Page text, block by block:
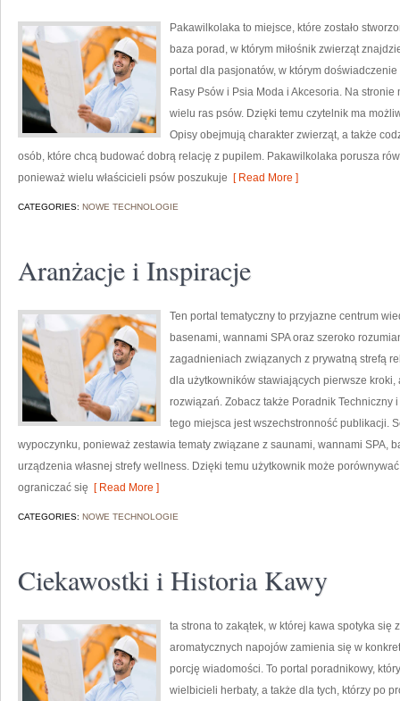
Pakawilkolaka to miejsce, które zostało
baza porad, w którym miłośnik zwierząt
portal dla pasjonatów, w którym
Rasy Psów i Psia Moda i Akcesoria. Na
wielu ras psów. Dzięki temu czytelnik ma
Opisy obejmują charakter zwierząt, a także
osób, które chcą budować dobrą relację z pupilem. Pakawilkolaka porusza
ponieważ wielu właścicieli psów poszukuje [ Read More ]
CATEGORIES: NOWE TECHNOLOGIE
Aranżacje i Inspiracje
Ten portal tematyczny to przyjazne centrum
basenami, wannami SPA oraz szeroko
zagadnieniach związanych z prywatną strefą
dla użytkowników stawiających pierwsze
rozwiązań. Zobacz także Poradnik
tego miejsca jest wszechstronność publikacji.
wypoczynku, ponieważ zestawia tematy związane z saunami, wannami SPA,
urządzenia własnej strefy wellness. Dzięki temu użytkownik może
ograniczać się [ Read More ]
CATEGORIES: NOWE TECHNOLOGIE
Ciekawostki i Historia Kawy
ta strona to zakątek, w której kawa spotyka się
aromatycznych napojów zamienia się w
porcję wiadomości. To portal poradnikowy,
wielbicieli herbaty, a także dla tych, którzy po